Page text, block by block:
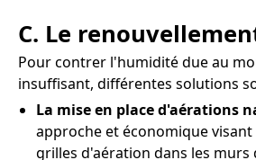
C. Le
Pour contrer l'humidité due au
insuffisant, différentes solutions
La mise en place d'aérations
approche et économique visant
grilles d'aération dans les murs